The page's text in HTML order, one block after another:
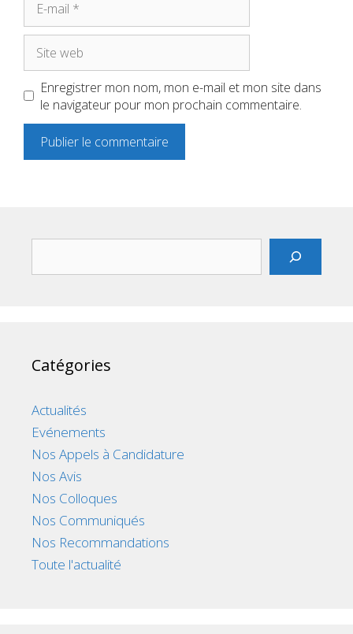
mail
web
Enregistrer mon nom, mon e-mail et mon site dans
le navigateur pour mon prochain commentaire.
Catégories
Actualités
Evénements
Nos Appels à Candidature
Nos Avis
Nos Colloques
Nos Communiqués
Nos Recommandations
Toute l'actualité